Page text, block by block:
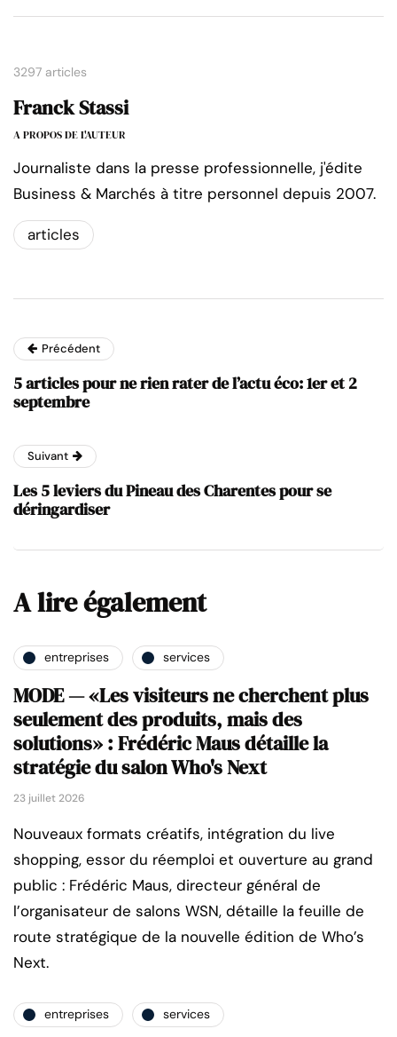
3297 articles
Franck Stassi
A PROPOS DE L'AUTEUR
Journaliste dans la presse professionnelle, j'édite
Business & Marchés à titre personnel depuis 2007.
articles
Précédent
5 articles pour ne rien rater de l’actu éco: 1er et 2
septembre
Suivant
Les 5 leviers du Pineau des Charentes pour se
déringardiser
A lire également
entreprises services
MODE — «Les visiteurs ne cherchent plus
seulement des produits, mais des
solutions» : Frédéric Maus détaille la
stratégie du salon Who's Next
23 juillet 2026
Nouveaux formats créatifs, intégration du live
shopping, essor du réemploi et ouverture au grand
public : Frédéric Maus, directeur général de
l’organisateur de salons WSN, détaille la feuille de
route stratégique de la nouvelle édition de Who’s
Next.
entreprises services